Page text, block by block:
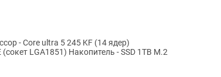
- Core ultra 5 245 KF (14 ядер)
LGA1851) Накопитель - SSD 1TB M.2